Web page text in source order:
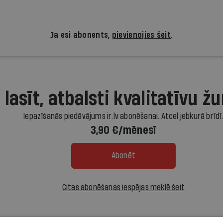
Ja esi abonents, pievienojies šeit.
lasīt, atbalsti kvalitatīvu
Iepazīšanās piedāvājums ir.lv abonēšanai. Atcel jebkurā brīdī.
3,90 €/mēnesī
Abonēt
Citas abonēšanas iespējas meklē šeit